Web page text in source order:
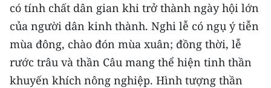
có tính chất dân gian khi trở thành ngày hội lớn
của người dân kinh thành. Nghi lễ có ngụ ý tiễn
mùa đông, chào đón mùa xuân; đồng thời, lễ
rước trâu và thần Câu mang thể hiện tinh thần
khuyến khích nông nghiệp. Hình tượng thần